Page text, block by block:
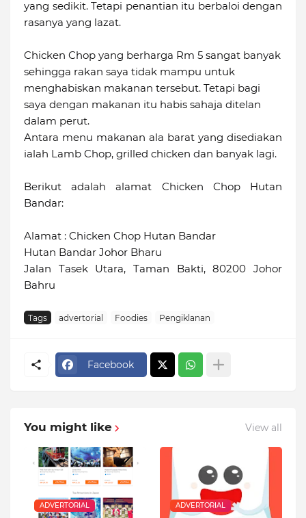
yang sedikit. Tetapi penantian itu berbaloi dengan
rasanya yang lazat.
Chicken Chop yang berharga Rm 5 sangat banyak
sehingga rakan saya tidak mampu untuk
menghabiskan makanan tersebut. Tetapi bagi
saya dengan makanan itu habis sahaja ditelan
dalam perut.
Antara menu makanan ala barat yang disediakan
ialah Lamb Chop, grilled chicken dan banyak lagi.
Berikut adalah alamat Chicken Chop Hutan
Bandar:
Alamat : Chicken Chop Hutan Bandar
Hutan Bandar Johor Bharu
Jalan Tasek Utara, Taman Bakti, 80200 Johor
Bahru
Tags advertorial Foodies Pengiklanan
Facebook
You might like View all
ADVERTORIAL ADVERTORIAL